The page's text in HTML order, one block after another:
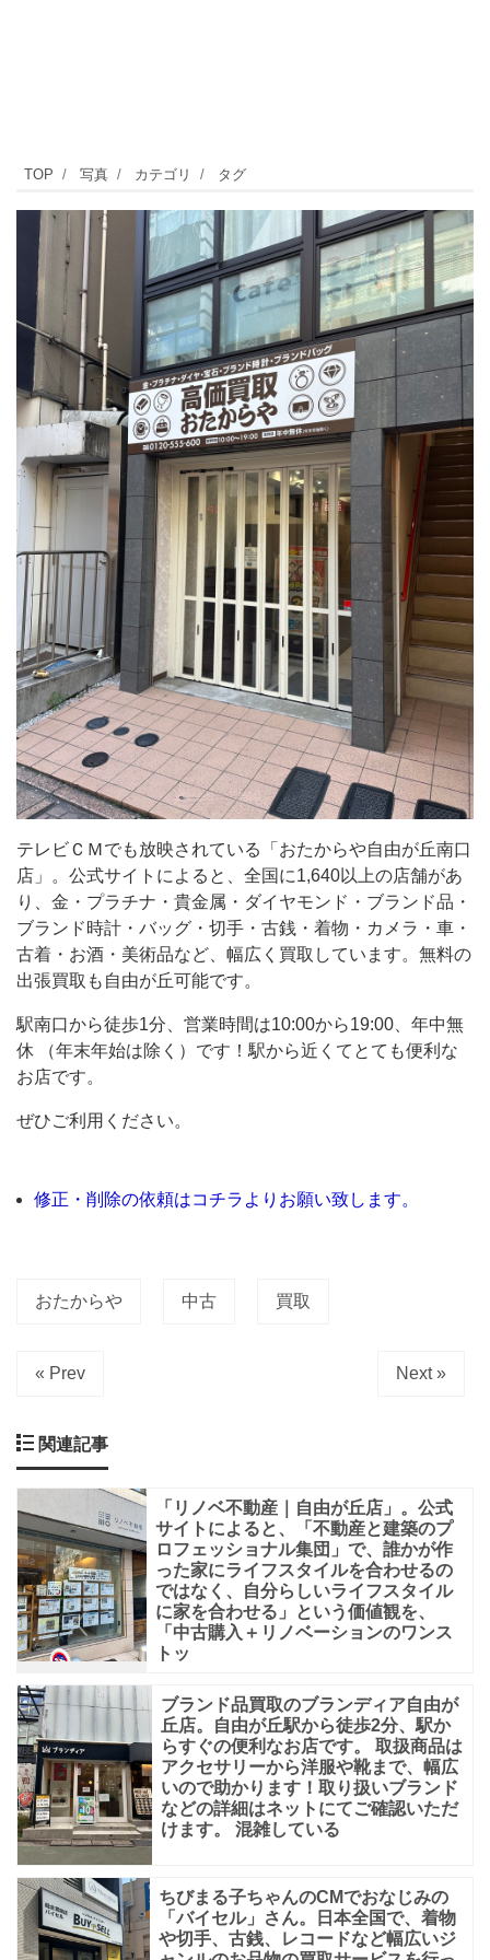
テ
レ
ビ
Ｃ
Ｍ
で
も
放
映
さ
れ
て
い
る
「お
た
か
ら
や
自
が
丘
南
口
店」。
公
式
サ
イ
に
と、
以
上
の
店
舗
が
あ
り、
金・
プ
ラ
チ
ナ・
貴
金
属・
TOP 写真 カテゴリ タグ
テレビＣＭでも放映されている「おたからや自由が丘南口
店」。公式サイトによると、全国に1,640以上の店舗があ
り、金・プラチナ・貴金属・ダイヤモンド・ブランド品・
ブランド時計・バッグ・切手・古銭・着物・カメラ・車・
古着・お酒・美術品など、幅広く買取しています。無料の
出張買取も自由が丘可能です。
駅南口から徒歩1分、営業時間は10:00から19:00、年中無
休 （年末年始は除く）です！駅から近くてとても便利な
お店です。
ぜひご利用ください。
修正・削除の依頼はコチラよりお願い致します。
おたからや 中古 買取
« Prev Next »
関連記事
「リノベ不動産｜自由が丘店」。公式
サイトによると、「不動産と建築のプ
ロフェッショナル集団」で、誰かが作
った家にライフスタイルを合わせるの
ではなく、自分らしいライフスタイル
に家を合わせる」という価値観を、
「中古購入＋リノベーションのワンス
トッ
ブランド品買取のブランディア自由が
丘店。自由が丘駅から徒歩2分、駅か
らすぐの便利なお店です。 取扱商品は
アクセサリーから洋服や靴まで、幅広
いので助かります！取り扱いブランド
などの詳細はネットにてご確認いただ
けます。 混雑している
ちびまる子ちゃんのCMでおなじみの
「バイセル」さん。日本全国で、着物
や切手、古銭、レコードなど幅広いジ